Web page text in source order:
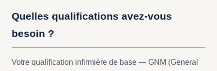
Quelles qualifications avez-vous
besoin ?
Votre qualification infirmière de base — GNM (General